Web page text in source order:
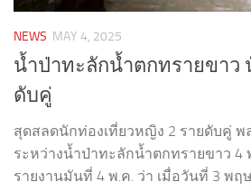
NEWS MAY 4, 2025
น้ำป่าทะลักน้ำตกทรายขาว
ดับคู่
สุดสลดนักท่องเที่ยวหญิง 2 รายดับคู่
ระหว่างน้ำป่าทะลักน้ำตกทรายขาว 4
รายงานมันที่ 4 พ.ค. ว่า เมื่อวันที่ 3 พฤ